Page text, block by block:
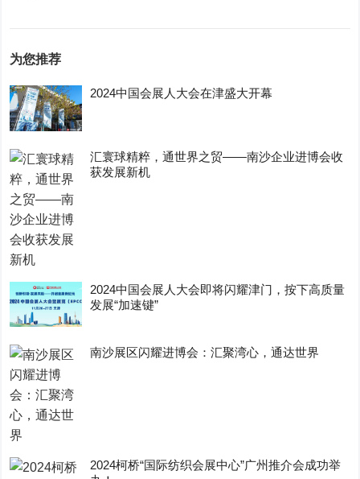
为您推荐
2024中国会展人大会在津盛大开幕
汇寰球精粹，通世界之贸——南沙企业进博会收
获发展新机
2024中国会展人大会即将闪耀津门，按下高质量
发展“加速键”
南沙展区闪耀进博会：汇聚湾心，通达世界
2024柯桥“国际纺织会展中心”广州推介会成功举